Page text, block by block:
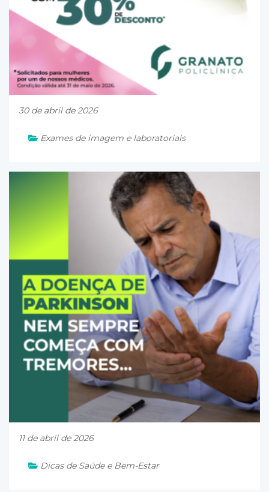
30 de abril de 2026
Exames de imagem e laboratoriais
11 de abril de 2026
Dicas de Saúde e Bem-Estar